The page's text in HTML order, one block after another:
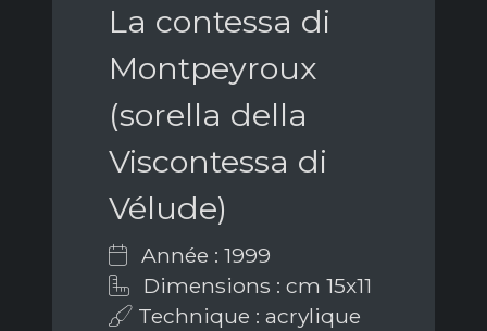
La contessa di
Montpeyroux
(sorella della
Viscontessa di
Vélude)
Année : 1999
Dimensions : cm 15x11
Technique : acrylique